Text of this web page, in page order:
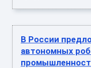
В России
автономных